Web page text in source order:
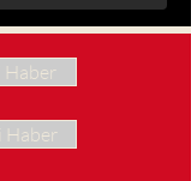
Haber
Haber